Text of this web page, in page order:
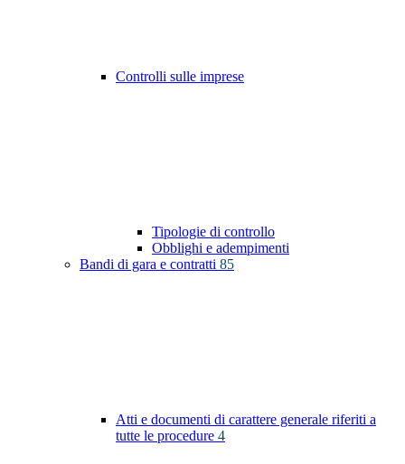
Controlli sulle imprese
Tipologie di controllo
Obblighi e adempimenti
Bandi di gara e contratti 85
Atti e documenti di carattere generale riferiti a
tutte le procedure 4